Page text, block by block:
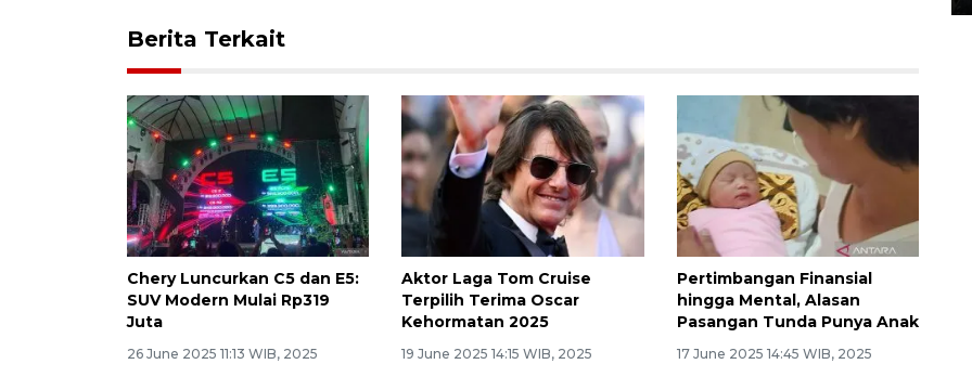
Berita Terkait
Chery Luncurkan C5 dan E5:
SUV Modern Mulai Rp319
Juta
26 June 2025 11:13 WIB, 2025
Aktor Laga Tom Cruise
Terpilih Terima Oscar
Kehormatan 2025
19 June 2025 14:15 WIB, 2025
Pertimbangan Finansial
hingga Mental, Alasan
Pasangan Tunda Punya Anak
17 June 2025 14:45 WIB, 2025